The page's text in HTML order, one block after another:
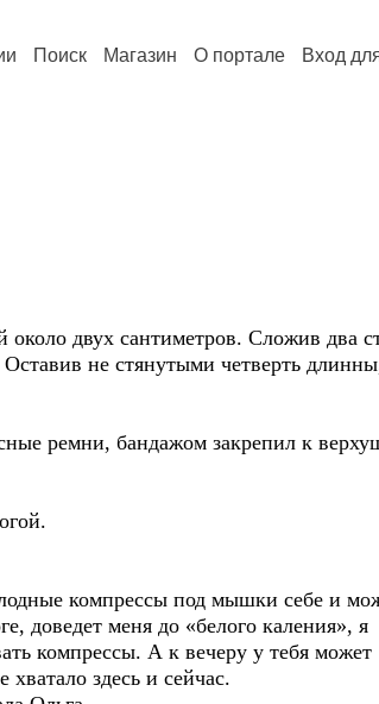
Поиск Магазин О портале Вход
двух сантиметров. Сложив два
Оставив не стянутыми четверть
ремни, бандажом закрепил к
компрессы под мышки себе и
доведет меня до «белого каления», я
компрессы. А к вечеру у тебя может
здесь и сейчас.